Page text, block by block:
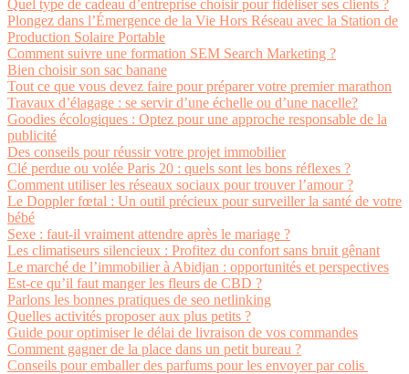
Quel type de cadeau d’entreprise choisir pour fidéliser ses clients ?
Plongez dans l’Émergence de la Vie Hors Réseau avec la Station de
Production Solaire Portable
Comment suivre une formation SEM Search Marketing ?
Bien choisir son sac banane
Tout ce que vous devez faire pour préparer votre premier marathon
Travaux d’élagage : se servir d’une échelle ou d’une nacelle?
Goodies écologiques : Optez pour une approche responsable de la
publicité
Des conseils pour réussir votre projet immobilier
Clé perdue ou volée Paris 20 : quels sont les bons réflexes ?
Comment utiliser les réseaux sociaux pour trouver l’amour ?
Le Doppler fœtal : Un outil précieux pour surveiller la santé de votre
bébé
Sexe : faut-il vraiment attendre après le mariage ?
Les climatiseurs silencieux : Profitez du confort sans bruit gênant
Le marché de l’immobilier à Abidjan : opportunités et perspectives
Est-ce qu’il faut manger les fleurs de CBD ?
Parlons les bonnes pratiques de seo netlinking
Quelles activités proposer aux plus petits ?
Guide pour optimiser le délai de livraison de vos commandes
Comment gagner de la place dans un petit bureau ?
Conseils pour emballer des parfums pour les envoyer par colis